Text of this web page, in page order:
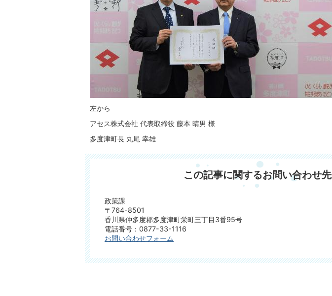
左から
アセス株式会社 代表取締役 藤本 晴男 様
多度津町長 丸尾 幸雄
この記事に関するお問い合わせ先
政策課
〒764-8501
香川県仲多度郡多度津町栄町三丁目3番95号
電話番号：0877-33-1116
お問い合わせフォーム